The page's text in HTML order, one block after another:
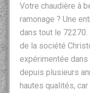
Votre chaudière à
ramonage ? Une
dans tout le 72270.
de la société
expérimentée dans
depuis plusieurs
hautes qualités,